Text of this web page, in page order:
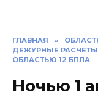
ГЛАВНАЯ »
ДЕЖУРНЫЕ
ОБЛАСТЬЮ 12 БПЛА
Ночью 1